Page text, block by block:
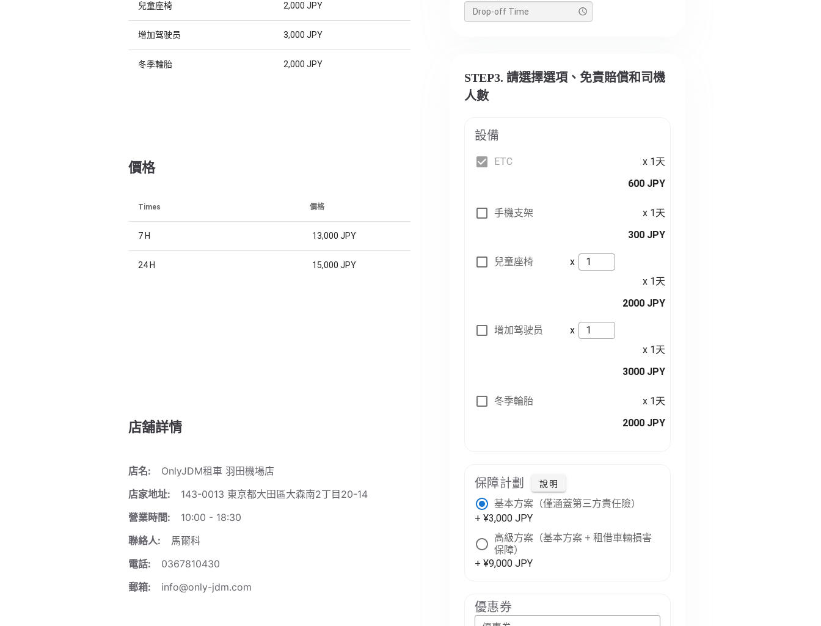
兒童座椅 2,000 JPY
增加驾驶员 3,000 JPY
冬季輪胎 2,000 JPY
價格
Times 價格
7 H 13,000 JPY
24 H 15,000 JPY
店舖詳情
店名:
OnlyJDM租車 羽田機場店
店家地址:
143-0013 東京都大田區大森南2丁目20-14
營業時間:
10:00 - 18:30
聯絡人:
馬爾科
電話:
0367810430
郵箱:
info@only-jdm.com
STEP3. 請選擇選項、免責賠償和司機
人數
設備
ETC
x 1天
600 JPY
手機支架
x 1天
300 JPY
兒童座椅
x
x 1天
2000 JPY
增加驾驶员
x
x 1天
3000 JPY
冬季輪胎
x 1天
2000 JPY
保障計劃 說明
基本方案（僅涵蓋第三方責任險）
+ ¥3,000 JPY
高級方案（基本方案 + 租借車輛損害
保障）
+ ¥9,000 JPY
優惠券